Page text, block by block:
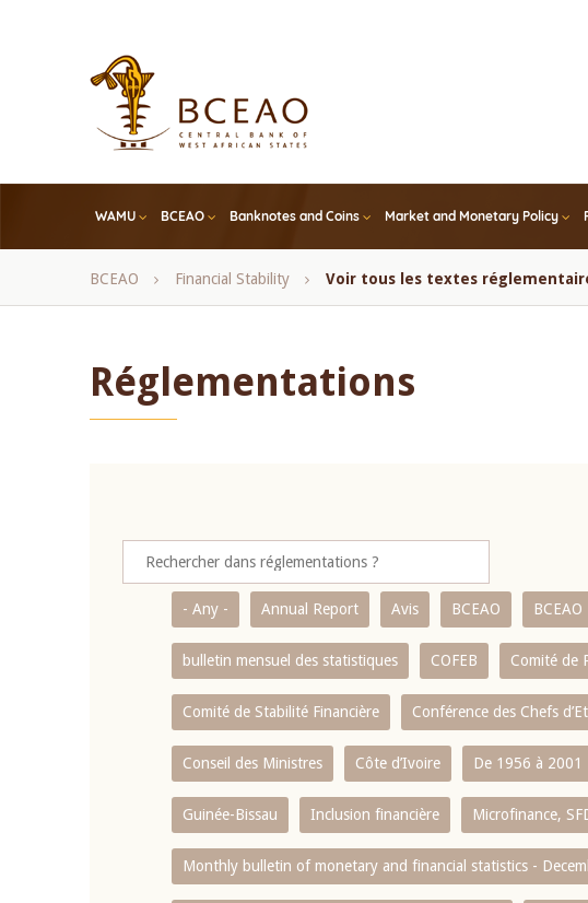
WAMU BCEAO Banknotes and Coins Market and Monetary Policy
Breadcrumb
BCEAO Financial Stability Voir tous les textes
Réglementations
- Any - Annual Report Avis BCEAO
bulletin mensuel des statistiques COFEB Comité de
Comité de Stabilité Financière Conférence des Chefs
Conseil des Ministres Côte d’Ivoire De 1956 à 2001
Guinée-Bissau Inclusion financière Microfinance,
Monthly bulletin of monetary and financial statistics -